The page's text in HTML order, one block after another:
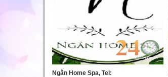
Ngân Home Spa, Tel: